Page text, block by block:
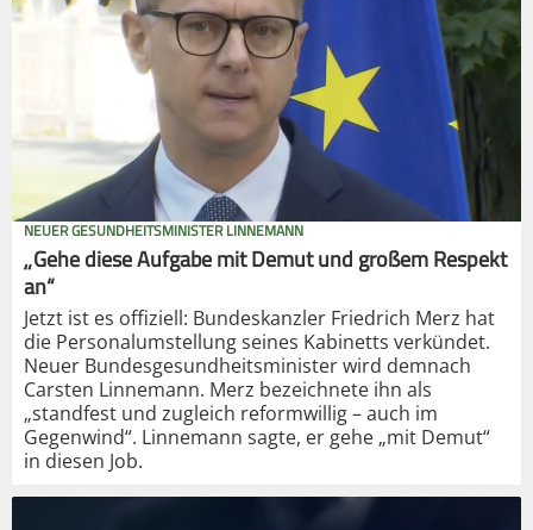
NEUER GESUNDHEITSMINISTER LINNEMANN
„Gehe diese Aufgabe mit Demut und großem Respekt
an“
Jetzt ist es offiziell: Bundeskanzler Friedrich Merz hat
die Personalumstellung seines Kabinetts verkündet.
Neuer Bundesgesundheitsminister wird demnach
Carsten Linnemann. Merz bezeichnete ihn als
„standfest und zugleich reformwillig – auch im
Gegenwind“. Linnemann sagte, er gehe „mit Demut“
in diesen Job.